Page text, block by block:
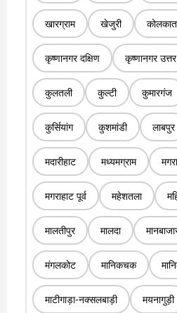
खारग्राम खेजुरी
कृष्णानगर दक्षिण कृष्णानगर उत्तर
कुलतली कुल्टी कुमारगंज
कुर्सियांग कुशमांडी लाबपुर
मदारीहाट मध्यमग्राम
मगराहाट पूर्व महेशतला
मालतीपुर मालदा
मंगलकोट मानिकचक
माटीगाड़ा-नक्सलबाड़ी मयनागुड़ी